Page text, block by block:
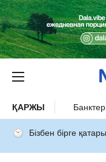
ҚАРЖЫ Банктер
Бізбен бірге